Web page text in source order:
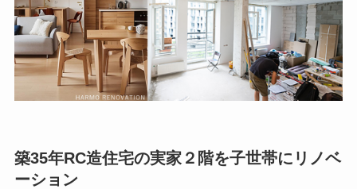
築35年RC造住宅の実家２階を子世帯にリノベ
ーション